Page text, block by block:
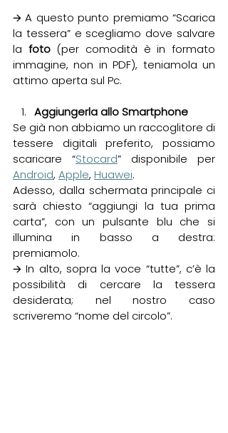
🡪 A questo punto premiamo “Scarica
la tessera” e scegliamo dove salvare
la foto (per comodità è in formato
immagine, non in PDF), teniamola un
attimo aperta sul Pc.
Aggiungerla allo Smartphone
Se già non abbiamo un raccoglitore di
tessere digitali preferito, possiamo
scaricare “Stocard
Android, Apple, Huawei.
Adesso, dalla schermata principale ci
sarà chiesto “aggiungi la tua prima
carta”, con un pulsante blu che si
illumina in basso a destra:
premiamolo.
🡪 In alto, sopra la voce “tutte”, c’è la
possibilità di cercare la tessera
desiderata; nel nostro caso
scriveremo “nome del circolo”.